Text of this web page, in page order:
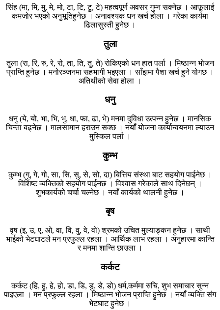
सिंह (मा, मि, मु, मे, मो, टा, टि, टु, टे) महत्वपूर्ण अवसर गुम्न सक्नेछ । आफूलाई
कमजोर भएको अनुभूतिहुनेछ । अनावश्यक धन खर्च होला । गरेका कार्यमा
ढिलासुस्ती हुनेछ ।
तुला
तुला (रा, रि, रु, रे, रो, ता, ति, तु, ते) रोकिएको धन हात पर्ला । मिष्ठान्न भोजन
प्राप्ति हुनेछ । मनोरञ्जनमा सहभागी भइएला । साँझमा पैशा खर्च हुने योगछ ।
अतिथीको सेवा होला ।
धनु
धनु (ये, यो, भा, भि, भु, धा, फा, ढा, भे) मनमा दुविधा उत्पन्न हुनेछ । मानसिक
चिन्ता बढ्नेछ । मालसामान हराउन सक्छ । नयाँ योजना कार्यान्वयनमा ल्याउन
मुस्किल पर्ला ।
कुम्भ
कुम्भ (गु, गे, गो, सा, सि, सु, से, सो, दा) बित्तिय संस्था बाट सहयोग पाईनेछ ।
विशिष्ट व्यक्तिको सहयोग पाईनछ । विश्वास गरेकाले साथ दिनेछन् ।
शुभकार्यको चर्चा चल्नेछ । नयाँ कार्यको थालनी हुनेछ ।
बृष
वृष (इ, उ, ए, ओ, वा, वि, वु, वे, वो) श्रमको उचित मुल्याङ्कन हुनेछ । साथी
भाईको भेटघाटले मन प्रफुल्ल रहला । आर्थिक लाभ रहला । अनुहारमा कान्ति
र मनमा शान्ति छाउला ।
कर्कट
कर्कट (हि, हु, हे, हो, डा, डि, डु, डे, डो) धर्म,कर्ममा रुचि, शुभ समाचार सुन्न
पाइएला । मन प्रफुल्ल रहला । मिष्ठान्न भोजन प्राप्ति हुनेछ । नयाँ व्यक्ति संग
भेटघाट हुनेछ ।